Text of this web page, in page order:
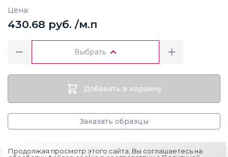
Цена:
430.68 руб. /м.п
Выбрать
Добавить в корзину
Заказать образцы
Продолжая просмотр этого сайта, Вы соглашаетесь на